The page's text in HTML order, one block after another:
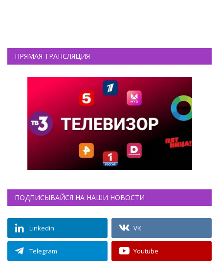
ПРЯМАЯ ТРАНСЛЯЦИЯ
ПОДПИСЫВАЙСЯ НА НАШИ НОВОСТИ
Linkedin VK
Telegram Youtube